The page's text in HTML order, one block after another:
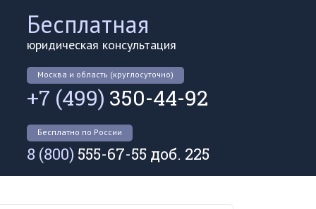
Бесплатная
юридическая консультация
Москва и область (круглосуточно)
+7 (499) 350-44-92
Бесплатно по России
8 (800) 555-67-55 доб. 225